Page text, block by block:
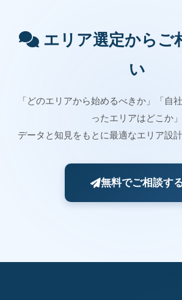
エリア選定からご
い
「どのエリアから始めるべきか」「自
ったエリアはどこか」
データと知見をもとに最適なエリア設
無料でご相談す